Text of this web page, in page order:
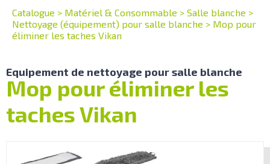
Catalogue > Matériel & Consommable > Salle blanche >
Nettoyage (équipement) pour salle blanche > Mop pour
éliminer les taches Vikan
Equipement de nettoyage pour salle blanche
Mop pour éliminer les
taches Vikan